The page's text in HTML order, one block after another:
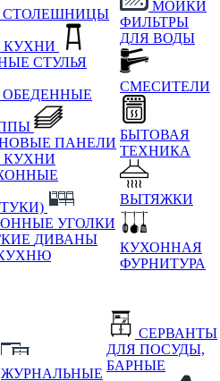
СТОЛЕШНИЦЫ
КУХНИ
СТУЛЬЯ
ОБЕДЕННЫЕ
ПАНЕЛИ
КУХНИ
УГОЛКИ
ДИВАНЫ
МОЙКИ
ФИЛЬТРЫ
ДЛЯ ВОДЫ
СМЕСИТЕЛИ
БЫТОВАЯ
ТЕХНИКА
ВЫТЯЖКИ
КУХОННАЯ
ФУРНИТУРА
ЖУРНАЛЬНЫЕ
СЕРВАНТЫ
ДЛЯ ПОСУДЫ,
БАРНЫЕ